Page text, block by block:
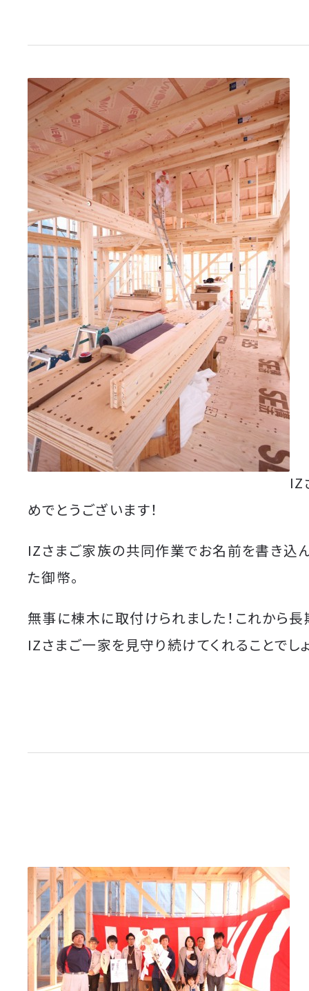
IZ
めでとうございます！
IZさまご家族の共同作業でお名前を書き込
た御幣。
無事に棟木に取付けられました！これから長
IZさまご一家を見守り続けてくれることでしょ